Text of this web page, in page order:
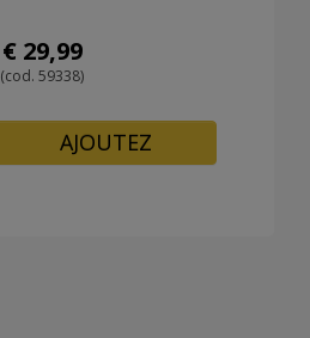
€ 29,99
(cod. 59338)
AJOUTEZ